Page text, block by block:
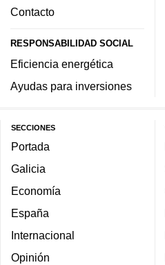
Contacto
RESPONSABILIDAD SOCIAL
Eficiencia energética
Ayudas para inversiones
SECCIONES
Portada
Galicia
Economía
España
Internacional
Opinión